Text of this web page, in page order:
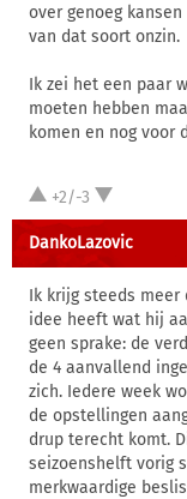
over genoeg
van dat soort onzin.
Ik zei het een paar
moeten hebben
komen en nog voor
+2/-3
DankoLazovic
Ik krijg steeds meer
idee heeft wat hij
geen sprake: de
de 4 aanvallend
zich. Iedere week
de opstellingen
drup terecht komt.
seizoenshelft vorig
merkwaardige